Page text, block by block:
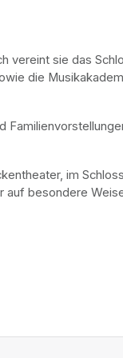
vereint sie das
die
im
besondere